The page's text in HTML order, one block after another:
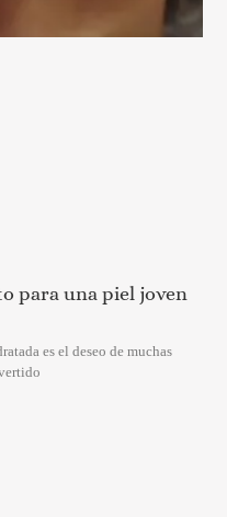
para una piel joven
es el deseo de muchas